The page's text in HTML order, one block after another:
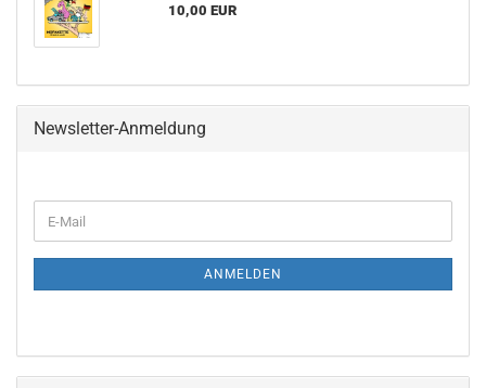
10,00 EUR
Newsletter-Anmeldung
ZUR
E-
Mail
ANMELDEN